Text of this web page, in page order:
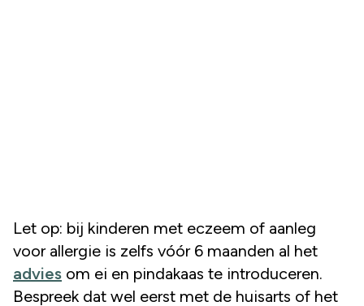
Let op: bij kinderen met eczeem of aanleg
voor allergie is zelfs vóór 6 maanden al het
advies om ei en pindakaas te introduceren.
Bespreek dat wel eerst met de huisarts of het